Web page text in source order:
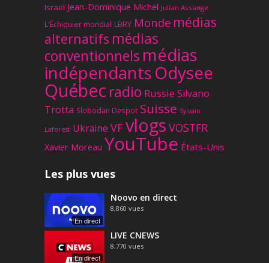
Israël Jean-Dominique Michel Julian Assange
L'Échiquier mondial LBRY Monde médias
alternatifs médias
conventionnels médias
indépendantsOdysee
Québec radio Russie Silvano
Trotta Slobodan Despot Suisse Sylvain
Laforest Ukraine VFvlogs VOSTFR
Xavier Moreau YouTube États-Unis
Les plus vues
En direct
Noovo en direct
8,860 vues
En direct
LIVE CNEWS
8,770 vues